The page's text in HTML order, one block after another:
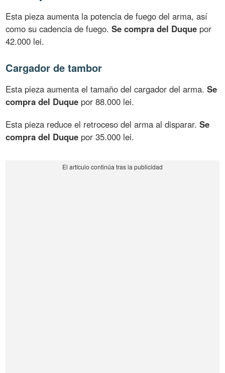
Esta pieza aumenta la potencia de fuego del arma, así
como su cadencia de fuego.Se compra del Duque por
42.000 lei.
Cargador de tambor
Esta pieza aumenta el tamaño del cargador del arma.Se
compra del Duque por 88.000 lei.
Esta pieza reduce el retroceso del arma al disparar.Se
compra del Duque por 35.000 lei.